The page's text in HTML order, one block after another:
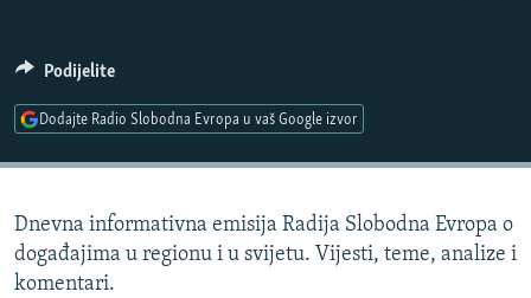
DNEVNO@RSE
SPECIJALI RSE
POPLAVE I KLIZIŠTA U BIH 2024.
TV LIBERTY
PRATITE NAS
Sve RFE/RL stranice
Podijelite
Dodajte Radio Slobodna Evropa u vaš Google izvor
Dnevna informativna emisija Radija Slobodna Evropa o
događajima u regionu i u svijetu. Vijesti, teme, analize i
komentari.